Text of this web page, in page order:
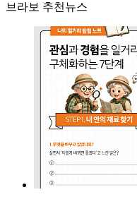
브라보 추천뉴스